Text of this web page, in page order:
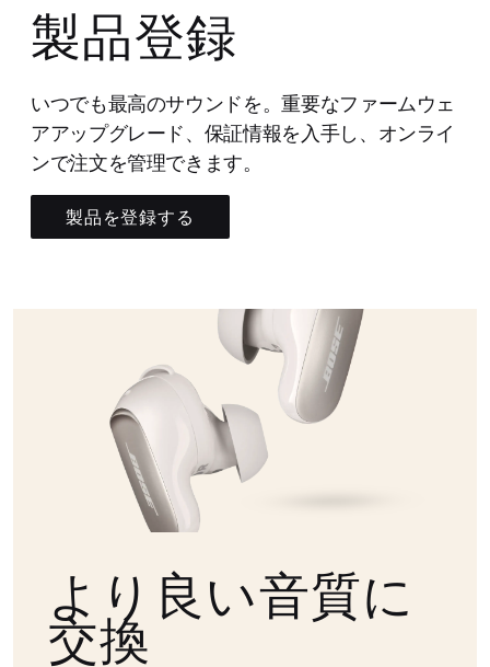
製品登録
いつでも最高のサウンドを。重要なファームウェ
アアップグレード、保証情報を入手し、オンライ
ンで注文を管理できます。
製品を登録する
より良い音質に
交換